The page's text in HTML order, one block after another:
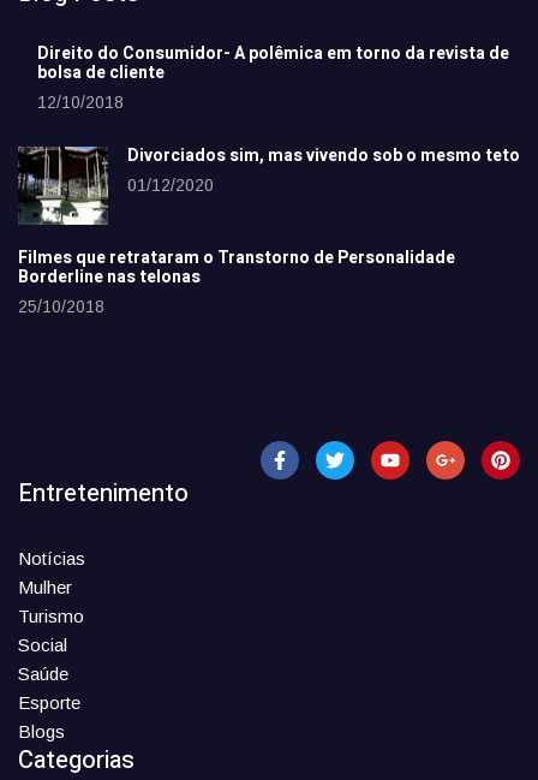
Direito do Consumidor- A polêmica em torno da revista de
bolsa de cliente
12/10/2018
Divorciados sim, mas vivendo sob o mesmo teto
01/12/2020
Filmes que retrataram o Transtorno de Personalidade
Borderline nas telonas
25/10/2018
Entretenimento
Notícias
Mulher
Turismo
Social
Saúde
Esporte
Blogs
Categorias